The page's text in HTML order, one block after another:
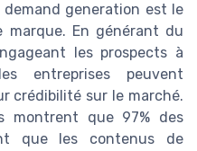
generation est le
marque. En générant du
les prospects à
entreprises peuvent
crédibilité sur le marché.
montrent que 97% des
que les contenus de